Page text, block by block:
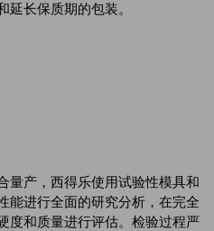
长保质期的包装。
量产，西得乐使用试验性模具和
能进行全面的研究分析，在完全
度和质量进行评估。检验过程严